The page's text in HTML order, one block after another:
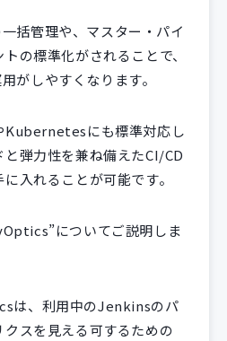
括管理や、マスター・パイ
の標準化がされることで、
がしやすくなります。
Kubernetesにも標準対応し
弾力性を兼ね備えたCI/CD
入れることが可能です。
についてご説明しま
は、利用中のJenkinsのパ
スを見える可するための